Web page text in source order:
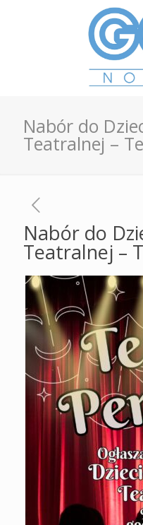
Nabór do
Teatralnej –
Nabór do
Teatralnej –